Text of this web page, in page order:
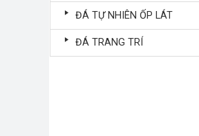
ĐÁ TỰ NHIÊN ỐP LÁT
ĐÁ TRANG TRÍ